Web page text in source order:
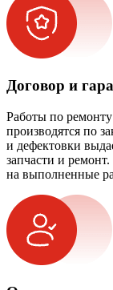
Договор и
Работы по
производятся по
и дефектовки
запчасти и
на выполненные